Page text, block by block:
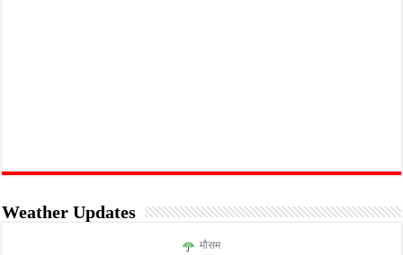
Weather Updates
मौसम